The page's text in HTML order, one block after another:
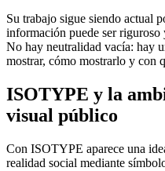
Su trabajo sigue siendo actual
información puede ser
No hay neutralidad vacía: hay
mostrar, cómo mostrarlo y con
ISOTYPE y la
visual público
Con ISOTYPE aparece una
realidad social mediante